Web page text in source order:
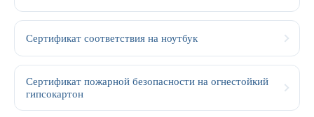
Сертификат соответствия на ноутбук
Сертификат пожарной безопасности на огнестойкий
гипсокартон